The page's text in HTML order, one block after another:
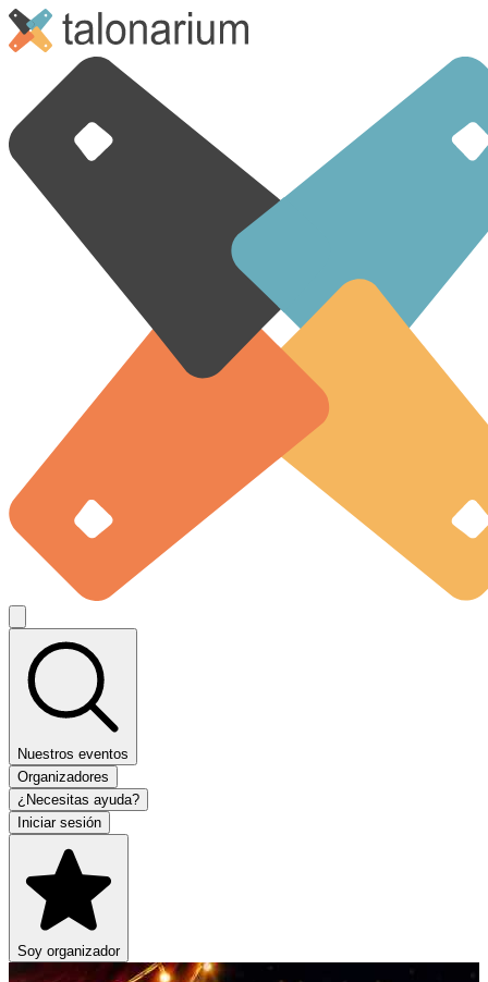
Nuestros eventos
Organizadores
¿Necesitas ayuda?
Iniciar sesión
Soy organizador